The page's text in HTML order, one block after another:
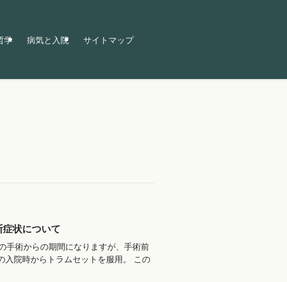
学 病気と入院 サイトマップ
症状について
手術からの期間になりますが、手術前
院時からトラムセットを服用。 この